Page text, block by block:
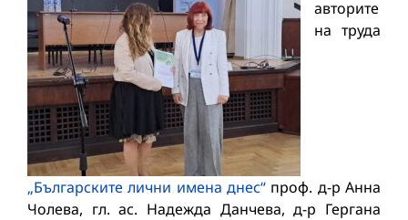
авторите
на труда
„Българските лични имена днес“ проф. д-р Анна
Чолева, гл. ас. Надежда Данчева, д-р Гергана